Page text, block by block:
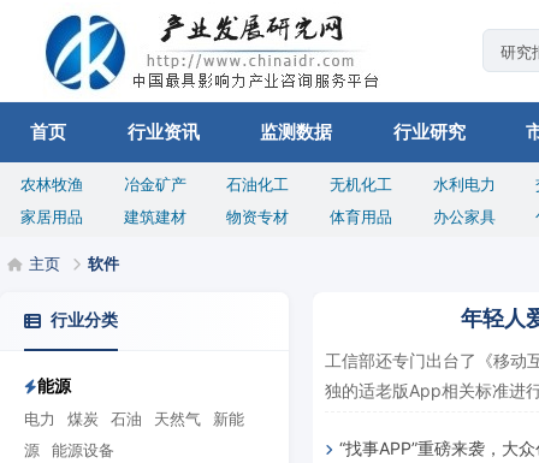
首页 行业资讯 监测数据 行业研究
农林牧渔 冶金矿产 石油化工 无机化工 水利电力
家居用品
建筑建材 物资专材 体育用品 办公家具
主页 软件
行业分类
能源
电力 煤炭 石油 天然气
新能
源
能源设备
年轻人
工信部还专门出台了《移动
独的适老版App相关标准进
“找事APP”重磅来袭，大